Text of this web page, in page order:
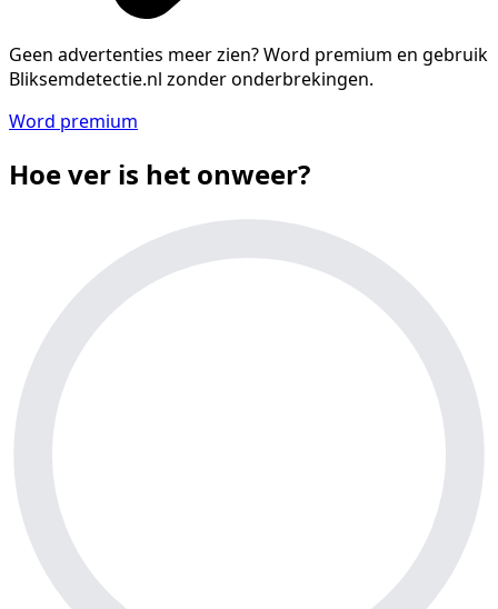
Geen advertenties meer zien?Word premium en gebruik
Bliksemdetectie.nl zonder onderbrekingen.
Word premium
Hoe ver is het onweer?